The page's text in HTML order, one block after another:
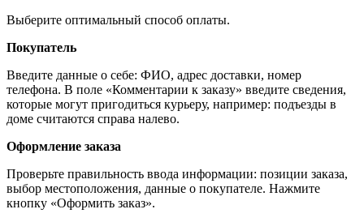
Выберите оптимальный способ оплаты.
Покупатель
Введите данные о себе: ФИО, адрес доставки, номер
телефона. В поле «Комментарии к заказу» введите сведения,
которые могут пригодиться курьеру, например: подъезды в
доме считаются справа налево.
Оформление заказа
Проверьте правильность ввода информации: позиции заказа,
выбор местоположения, данные о покупателе. Нажмите
кнопку «Оформить заказ».